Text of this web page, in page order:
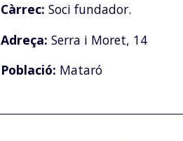
Càrrec: Soci fundador.
Adreça: Serra i Moret, 14
Població: Mataró